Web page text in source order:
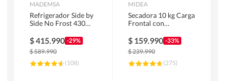
MADEMSA
Refrigerador Side by
Side No Frost 430
MAS430B
$415.990 -29%
$589.990
(108)
MIDEA
Secadora 10 kg Carga
Frontal con
MD100A100/W2
$ 159.990 -33%
$239.990
(275)